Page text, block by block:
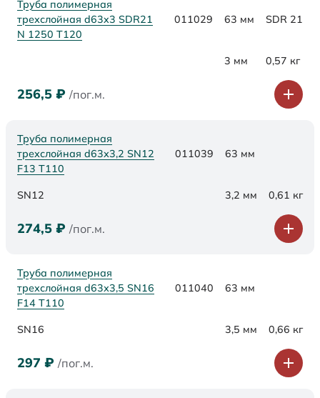
Труба полимерная
трехслойная d63x3 SDR21
N 1250 Т120
011029 63 мм SDR 21
3 мм 0,57 кг
256,5 ₽ /пог.м.
Труба полимерная
трехслойная d63х3,2 SN12
F13 Т110
011039 63 мм
SN12 3,2 мм 0,61 кг
274,5 ₽ /пог.м.
Труба полимерная
трехслойная d63х3,5 SN16
F14 Т110
011040 63 мм
SN16 3,5 мм 0,66 кг
297 ₽ /пог.м.